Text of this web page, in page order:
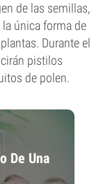
de las semillas,
única forma de
Durante el
pistilos
de polen.
De Una